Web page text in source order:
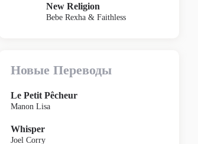
New Religion
Bebe Rexha & Faithless
Новые Переводы
Le Petit Pêcheur
Manon Lisa
Whisper
Joel Corry